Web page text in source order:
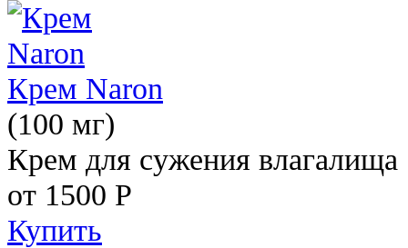
Крем Naron
(100 мг)
Крем для сужения влагалища
от 1500 Р
Купить